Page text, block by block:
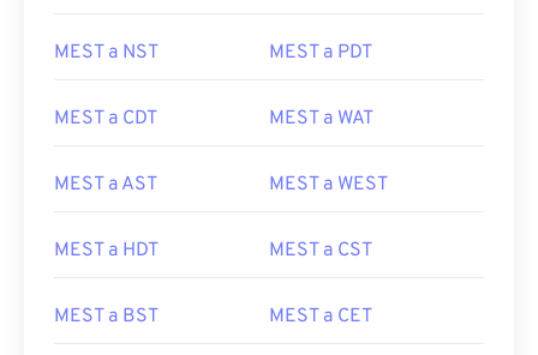
MEST a NST MEST a PDT
MEST a CDT MEST a WAT
MEST a AST MEST a WEST
MEST a HDT MEST a CST
MEST a BST MEST a CET